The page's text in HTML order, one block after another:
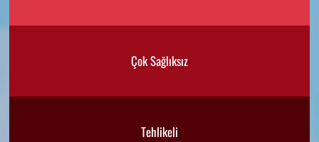
Çok Sağlıksız
Tehlikeli